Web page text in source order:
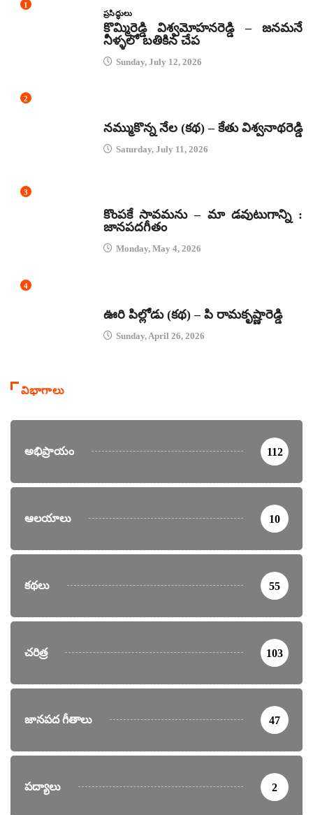
1
ప్రసిద్ధులు
కొమ్మిరెడ్డి విశ్వమోహనరెడ్డి – జనమనే
నీళ్ళలో బతికిన చేప
Sunday, July 12, 2026
2
నమ్ముకొన్న నేల (కథ) – కేతు విశ్వనాథరెడ్డి
Saturday, July 11, 2026
3
కొంపకే సావమను – మా డవుటుగాన్ని :
జానపదగీతం
Monday, May 4, 2026
4
ఊరి పిల్లోడు (కథ) – పి రామకృష్ణారెడ్డి
Sunday, April 26, 2026
విభాగాలు
అభిప్రాయం 112
ఆలయాలు 10
కథలు 55
చరిత్ర 103
జానపద గీతాలు 47
పద్యాలు 2